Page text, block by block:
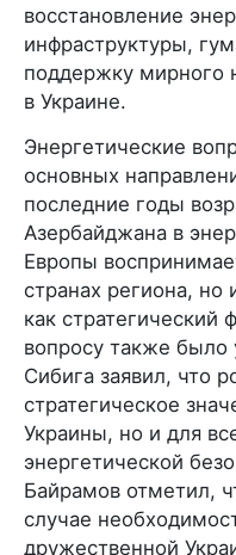
восстановление
инфраструктуры,
поддержку мирного
в Украине.
Энергетические
основных
последние годы
Азербайджана в
Европы
странах региона, но
как стратегический
вопросу также было
Сибига заявил, что
стратегическое
Украины, но и для
энергетической
Байрамов отметил,
случае
дружественной